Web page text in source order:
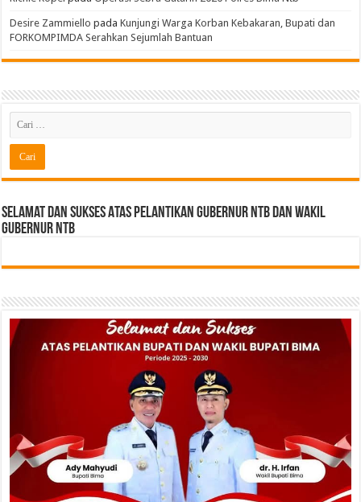
Desire Zammiello padaKunjungi Warga Korban Kebakaran, Bupati dan
FORKOMPIMDA Serahkan Sejumlah Bantuan
Selamat dan sukses Atas pelantikan Gubernur NTB Dan Wakil
gubernur NTB